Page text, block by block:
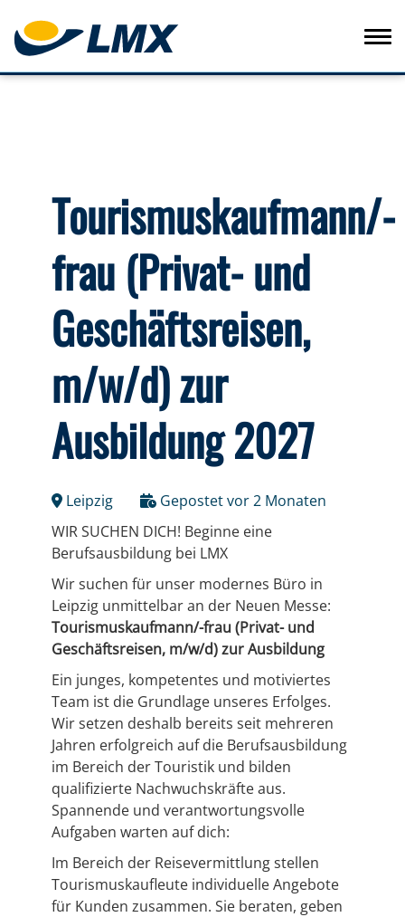
Tourismuskaufmann/-
frau (Privat- und
Geschäftsreisen,
m/w/d) zur
Ausbildung 2027
Leipzig
Gepostet vor 2 Monaten
WIR SUCHEN DICH! Beginne eine
Berufsausbildung bei LMX
Wir suchen für unser modernes Büro in
Leipzig unmittelbar an der Neuen Messe:
Tourismuskaufmann/-frau (Privat- und
Geschäftsreisen, m/w/d) zur Ausbildung
Ein junges, kompetentes und motiviertes
Team ist die Grundlage unseres Erfolges.
Wir setzen deshalb bereits seit mehreren
Jahren erfolgreich auf die Berufsausbildung
im Bereich der Touristik und bilden
qualifizierte Nachwuchskräfte aus.
Spannende und verantwortungsvolle
Aufgaben warten auf dich:
Im Bereich der Reisevermittlung stellen
Tourismuskaufleute individuelle Angebote
für Kunden zusammen. Sie beraten, geben